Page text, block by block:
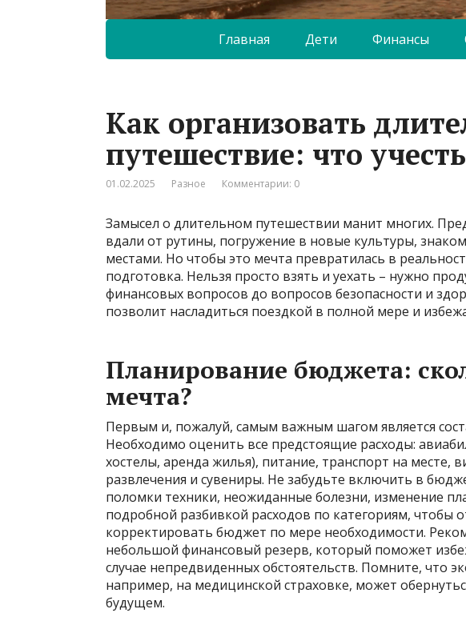
Главная Дети Финансы
Как организовать
путешествие: что
01.02.2025 Разное Комментарии: 0
Замысел о длительном путешествии манит многих.
вдали от рутины, погружение в новые культуры,
местами. Но чтобы это мечта превратилась в
подготовка. Нельзя просто взять и уехать – нужно
финансовых вопросов до вопросов безопасности и
позволит насладиться поездкой в полной мере и
Планирование бюджета:
мечта?
Первым и, пожалуй, самым важным шагом является
Необходимо оценить все предстоящие расходы:
хостелы, аренда жилья), питание, транспорт на месте,
развлечения и сувениры. Не забудьте включить в
поломки техники, неожиданные болезни, изменение
подробной разбивкой расходов по категориям, чтобы
корректировать бюджет по мере необходимости.
небольшой финансовый резерв, который поможет
случае непредвиденных обстоятельств. Помните, что
например, на медицинской страховке, может
будущем.